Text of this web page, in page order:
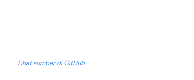
Lihat sumber di GitHub